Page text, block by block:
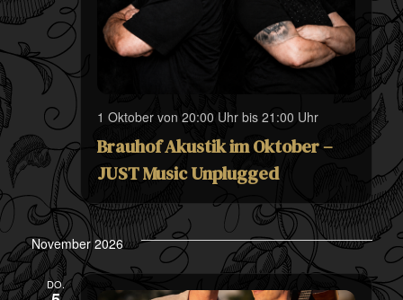
Brauhof Akustik im Oktober –
JUST Music Unplugged
1 Oktober von 20:00 Uhrbis 21:00 Uhr
November 2026
DO.